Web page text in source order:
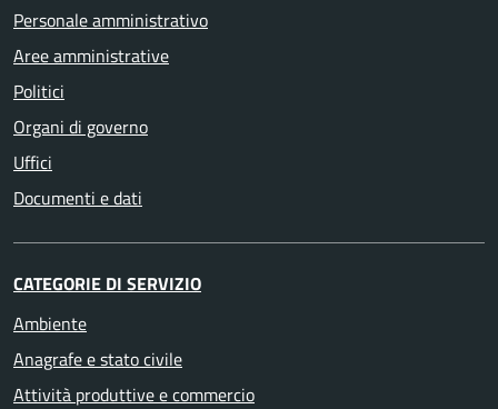
Personale amministrativo
Aree amministrative
Politici
Organi di governo
Uffici
Documenti e dati
CATEGORIE DI SERVIZIO
Ambiente
Anagrafe e stato civile
Attività produttive e commercio